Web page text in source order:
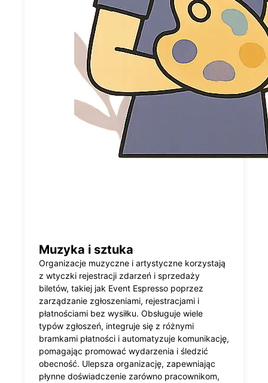
Muzyka i sztuka
Organizacje muzyczne i artystyczne korzystają
z wtyczki rejestracji zdarzeń i sprzedaży
biletów, takiej jak Event Espresso poprzez
zarządzanie zgłoszeniami, rejestracjami i
płatnościami bez wysiłku. Obsługuje wiele
typów zgłoszeń, integruje się z różnymi
bramkami płatności i automatyzuje komunikację,
pomagając promować wydarzenia i śledzić
obecność. Ulepsza organizację, zapewniając
płynne doświadczenie zarówno pracownikom,